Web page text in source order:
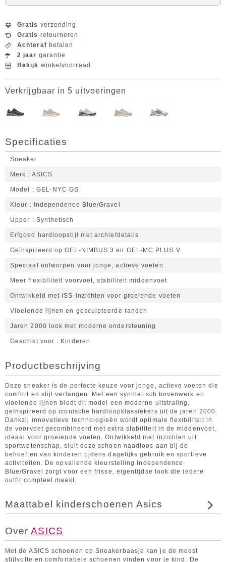
Gratis verzending
Gratis retourneren
Achteraf betalen
2 jaar garantie
Bekijk winkelvoorraad
Verkrijgbaar in 5 uitvoeringen
Specificaties
Sneaker
Merk ASICS
Model GEL-NYC GS
Kleur Independence Blue/Gravel
Upper Synthetisch
Erfgoed hardloopstijl met archiefdetails
Geïnspireerd op GEL-NIMBUS 3 en GEL-MC PLUS V
Speciaal ontworpen voor jonge, actieve voeten
Meer flexibiliteit voorvoet, stabiliteit middenvoet
Ontwikkeld met ISS-inzichten voor groeiende voeten
Vloeiende lijnen en gesculpteerde randen
Jaren 2000 look met moderne ondersteuning
Geschikt voor Kinderen
Productbeschrijving
Deze sneaker is de perfecte keuze voor jonge, actieve voeten die
comfort en stijl verlangen. Met een synthetisch bovenwerk en
vloeiende lijnen biedt dit model een moderne uitstraling,
geïnspireerd op iconische hardloopklassiekers uit de jaren 2000.
Dankzij innovatieve technologieën wordt optimale flexibiliteit in
de voorvoet gecombineerd met extra stabiliteit in de middenvoet,
ideaal voor groeiende voeten. Ontwikkeld met inzichten uit
sportwetenschap, sluit deze schoen naadloos aan bij de
behoeften van kinderen tijdens dagelijks gebruik en sportieve
activiteiten. De opvallende kleurstelling Independence
Blue/Gravel zorgt voor een frisse, eigentijdse look die iedere
outfit compleet maakt.
Maattabel kinderschoenen Asics
OverASICS
Met de ASICS schoenen op Sneakerbaasje kan je de meest
stijlvolle en comfortabele schoenen vinden voor je kind. De